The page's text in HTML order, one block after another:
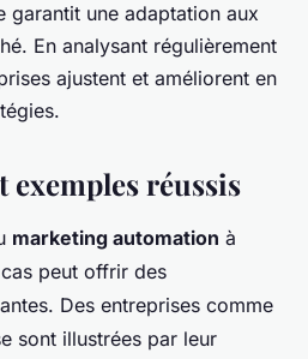
garantit une adaptation aux
En analysant régulièrement
ajustent et améliorent en
exemples réussis
marketing automation à
peut offrir des
Des entreprises comme
sont illustrées par leur